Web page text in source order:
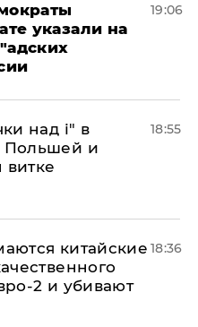
указали на
19:06
над і" в
Польшей и
18:55
китайские
2 и убивают
18:36